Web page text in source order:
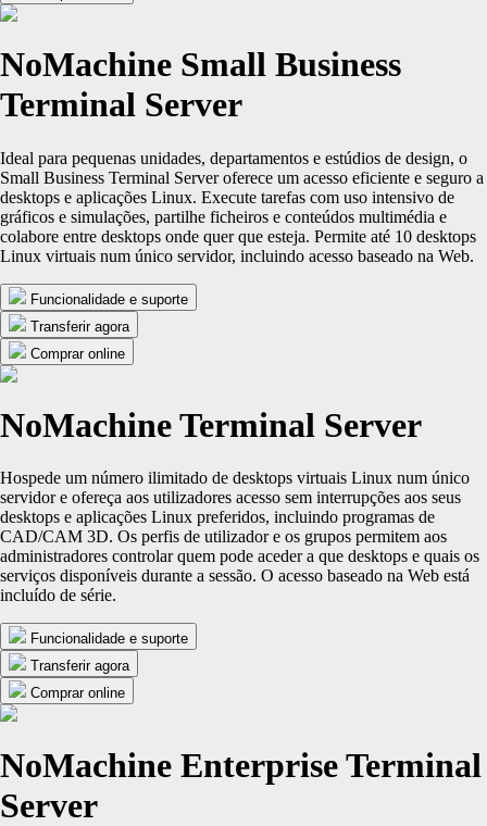
NoMachine Small Business
Terminal Server
Ideal para pequenas unidades, departamentos e estúdios de design, o
Small Business Terminal Server oferece um acesso eficiente e seguro a
desktops e aplicações Linux. Execute tarefas com uso intensivo de
gráficos e simulações, partilhe ficheiros e conteúdos multimédia e
colabore entre desktops onde quer que esteja. Permite até 10 desktops
Linux virtuais num único servidor, incluindo acesso baseado na Web.
Funcionalidade e suporte
Transferir agora
Comprar online
NoMachine Terminal Server
Hospede um número ilimitado de desktops virtuais Linux num único
servidor e ofereça aos utilizadores acesso sem interrupções aos seus
desktops e aplicações Linux preferidos, incluindo programas de
CAD/CAM 3D. Os perfis de utilizador e os grupos permitem aos
administradores controlar quem pode aceder a que desktops e quais os
serviços disponíveis durante a sessão. O acesso baseado na Web está
incluído de série.
Funcionalidade e suporte
Transferir agora
Comprar online
NoMachine Enterprise Terminal
Server